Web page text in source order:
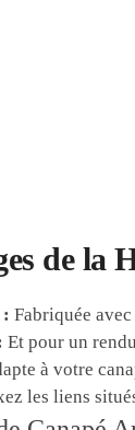
de la
Fabriquée
Et pour un
à votre
les liens